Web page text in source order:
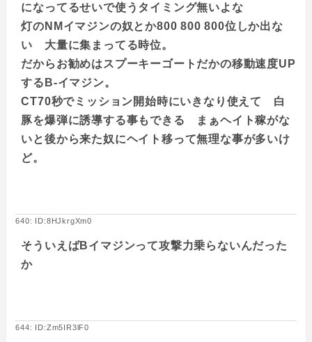
になってるせいで使うタイミング無いよな
灯のNMイマジンの奴とか800 800 800位しか出な
い 大量に集まってる時位。
だからお勧めはスプーキーゴートだかの移動速度UP
するB-イマジン。
CT70秒でミッション開始時にいきなり使えて 白
豚を爆弾に誘導する事もできる まぁヘイト稼がな
いと後から来た奴にヘイト移って無理な事が多いけ
ど。
640: ID:8HJkrgXm0
そういえばBイマジンって攻撃力乗らないんだった
か
644: ID:Zm5IR3lF0